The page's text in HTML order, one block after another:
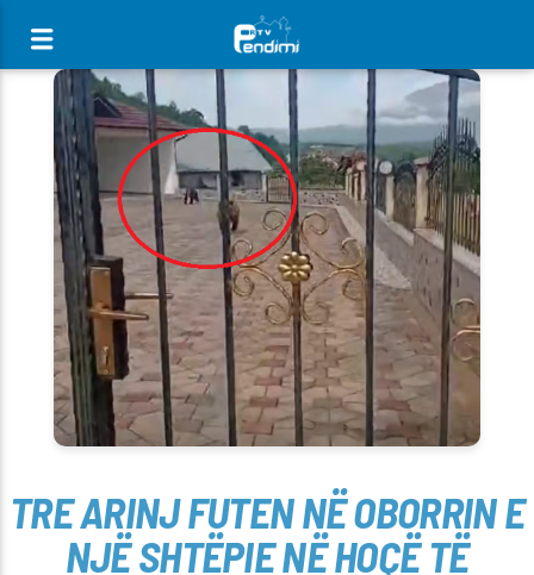
[There are no radio stations in the database]
TRE ARINJ FUTEN NË OBORRIN E
NJË SHTËPIE NË HOÇË TË